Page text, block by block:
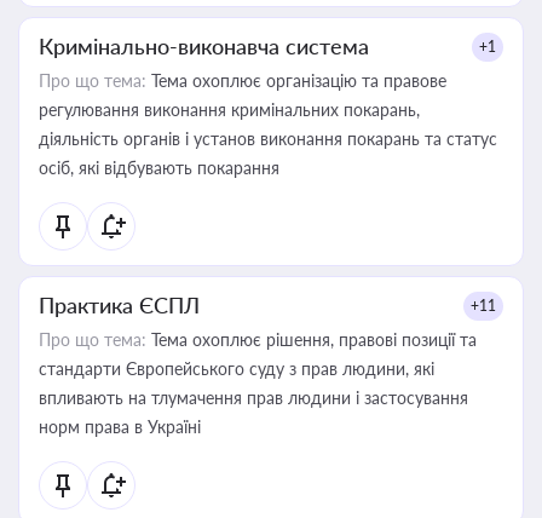
Кримінально-виконавча система +1
Про що тема: Тема охоплює організацію та правове
регулювання виконання кримінальних покарань,
діяльність органів і установ виконання покарань та статус
осіб, які відбувають покарання
Практика ЄСПЛ +11
Про що тема: Тема охоплює рішення, правові позиції та
стандарти Європейського суду з прав людини, які
впливають на тлумачення прав людини і застосування
норм права в Україні